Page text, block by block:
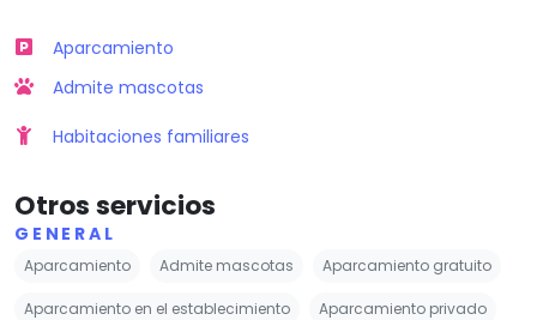
Aparcamiento
Admite mascotas
Habitaciones familiares
Otros servicios
GENERAL
Aparcamiento Admite mascotas Aparcamiento gratuito
Aparcamiento en el establecimiento Aparcamiento privado